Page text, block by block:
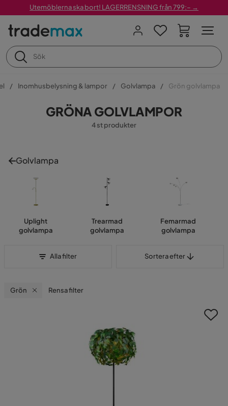
Utemöblerna ska bort! LAGERRENSNING från 799:– →
Inomhusbelysning & lampor Golvlampa Grön golvlampa
GRÖNA GOLVLAMPOR
4 st produkter
Golvlampa
Uplight
golvlampa
Trearmad
golvlampa
Femarmad
golvlampa
Alla filter Sortera efter
Grön Rensa filter